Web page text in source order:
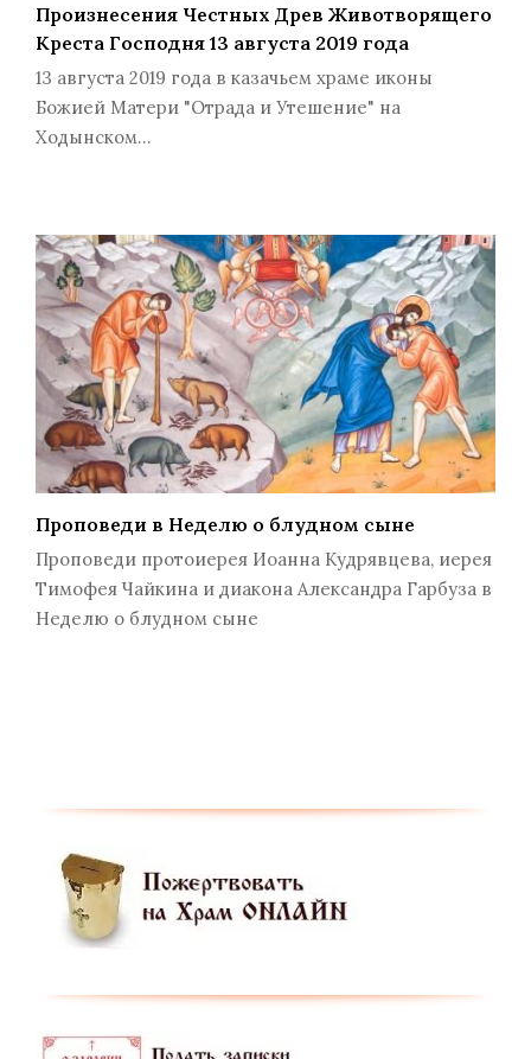
Произнесения Честных Древ Животворящего
Креста Господня 13 августа 2019 года
13 августа 2019 года в казачьем храме иконы
Божией Матери "Отрада и Утешение" на
Ходынском…
Проповеди в Неделю о блудном сыне
Проповеди протоиерея Иоанна Кудрявцева, иерея
Тимофея Чайкина и диакона Александра Гарбуза в
Неделю о блудном сыне